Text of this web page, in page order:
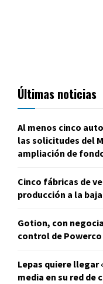
Últimas noticias
Al menos cinco
las solicitudes del
ampliación de
Cinco fábricas de
producción a la
Gotion, con
control de
Lepas quiere llegar
media en su red de